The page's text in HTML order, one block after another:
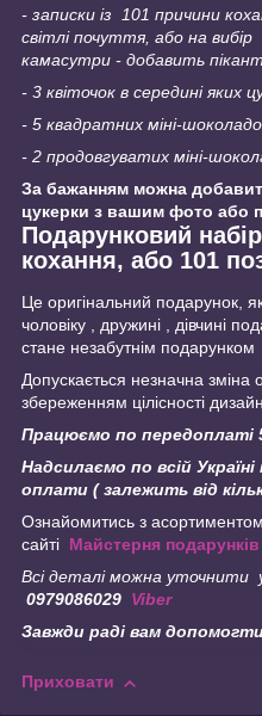
- записки із 101 причини
світлі почуття, або на
камасутри - добавить
- 3 квіточок в середині яких
- 5 квадратних міні-
- 2 продовгуватих міні-
За бажанням можна
цукерки з вашим фото або
Подарунковий
кохання, або 101
Це оригінальний подарунок,
чоловіку , дружині , дівчині
стане незабутнім подарунком
Допускається незначна зміна
збереженням цілісності
Працюємо по передоплаті
Надсилаємо по всій
оплати ( залежить від
Ознайомитись з
сайті Майстерня
Всі деталі можна
0979086029 Viber
Завжди раді вам
Приховати